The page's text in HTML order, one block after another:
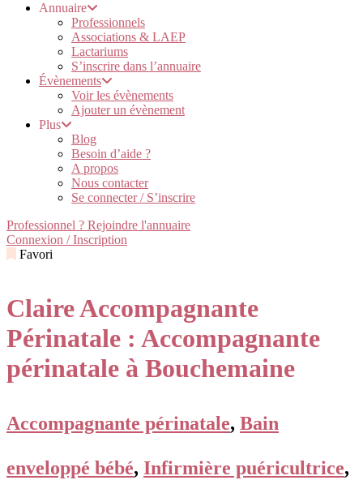
Annuaire
Professionnels
Associations & LAEP
Lactariums
S’inscrire dans l’annuaire
Évènements
Voir les évènements
Ajouter un évènement
Plus
Blog
Besoin d’aide ?
A propos
Nous contacter
Se connecter / S’inscrire
Professionnel ? Rejoindre l'annuaire
Connexion / Inscription
Favori
Claire Accompagnante
Périnatale : Accompagnante
périnatale à Bouchemaine
Accompagnante périnatale, Bain
enveloppé bébé, Infirmière puéricultrice,